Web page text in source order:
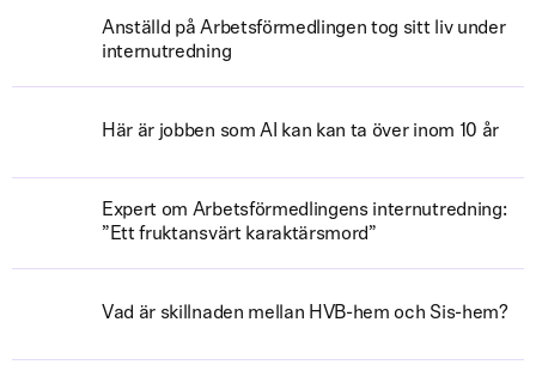
Anställd på Arbetsförmedlingen tog sitt liv under
internutredning
Här är jobben som AI kan kan ta över inom 10 år
Expert om Arbetsförmedlingens internutredning:
”Ett fruktansvärt karaktärsmord”
Vad är skillnaden mellan HVB-hem och Sis-hem?